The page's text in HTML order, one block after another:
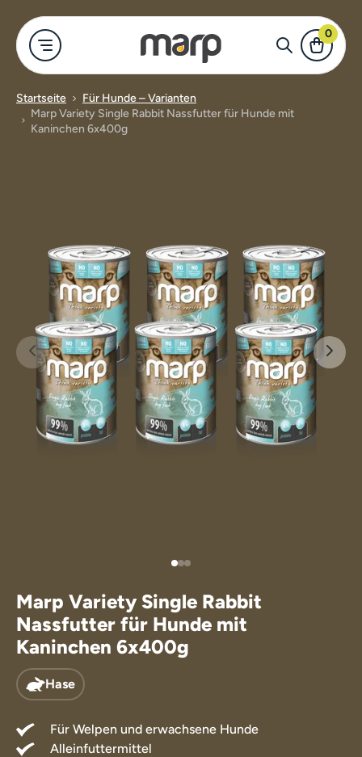
0
Marp Variety
Marp
Nassfutter
Leckerlis für
Für Katzen
Leckerlis für
Merch
Kleidung
Startseite
Für Hunde – Varianten
Marp Variety Single Rabbit Nassfutter für Hunde mit
Kaninchen 6x400g
Marp Variety Single Rabbit
Nassfutter für Hunde mit
Kaninchen 6x400g
Hase
Für Welpen und erwachsene Hunde
Alleinfuttermittel